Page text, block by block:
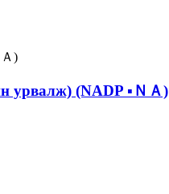
урвалж) (NADP ▪ＮＡ)